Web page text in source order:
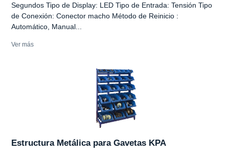
Segundos Tipo de Display: LED Tipo de Entrada: Tensión Tipo
de Conexión: Conector macho Método de Reinicio :
Automático, Manual...
Ver más
Estructura Metálica para Gavetas KPA